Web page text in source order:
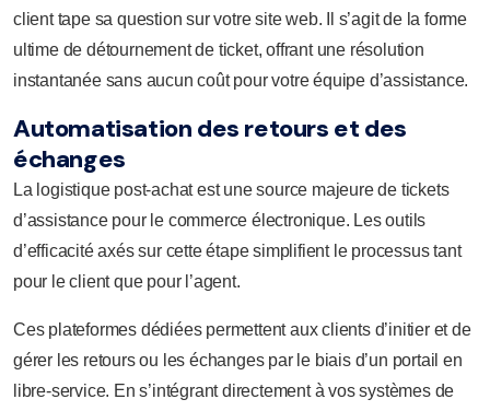
client tape sa question sur votre site web. Il s’agit de la forme
ultime de détournement de ticket, offrant une résolution
instantanée sans aucun coût pour votre équipe d’assistance.
Automatisation des retours et des
échanges
La logistique post-achat est une source majeure de tickets
d’assistance pour le commerce électronique. Les outils
d’efficacité axés sur cette étape simplifient le processus tant
pour le client que pour l’agent.
Ces plateformes dédiées permettent aux clients d’initier et de
gérer les retours ou les échanges par le biais d’un portail en
libre-service. En s’intégrant directement à vos systèmes de